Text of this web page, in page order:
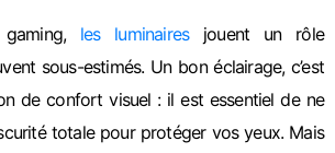
les luminaires jouent un rôle
sous-estimés. Un bon éclairage, c’est
de confort visuel : il est essentiel de ne
totale pour protéger vos yeux. Mais